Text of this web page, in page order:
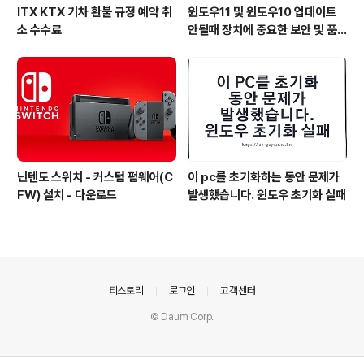
ITX KTX 기차 환불 규정 예약 취
소 수수료
윈도우11 및 윈도우10 업데이트
안될때 장치에 중요한 보안 및 품
닌텐도 스위치 - 커스텀 펌웨어(C
FW) 설치 - 다운로드
이 pc를 초기화하는 동안 문제가
발생했습니다. 윈도우 초기화 실패
티스토리 로그인 고객센터
© Daum Corp.